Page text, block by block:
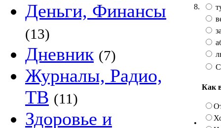
Деньги, Финансы
(13)
Дневник (7)
Журналы, Радио,
ТВ (11)
Здоровье и
8.
•
Как